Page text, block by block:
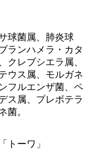
球菌属、肺炎球
ランハメラ・カタ
クレブシエラ属、
ウス属、モルガネ
フルエンザ菌、ペ
ス属、プレボテラ
菌。
トーワ」